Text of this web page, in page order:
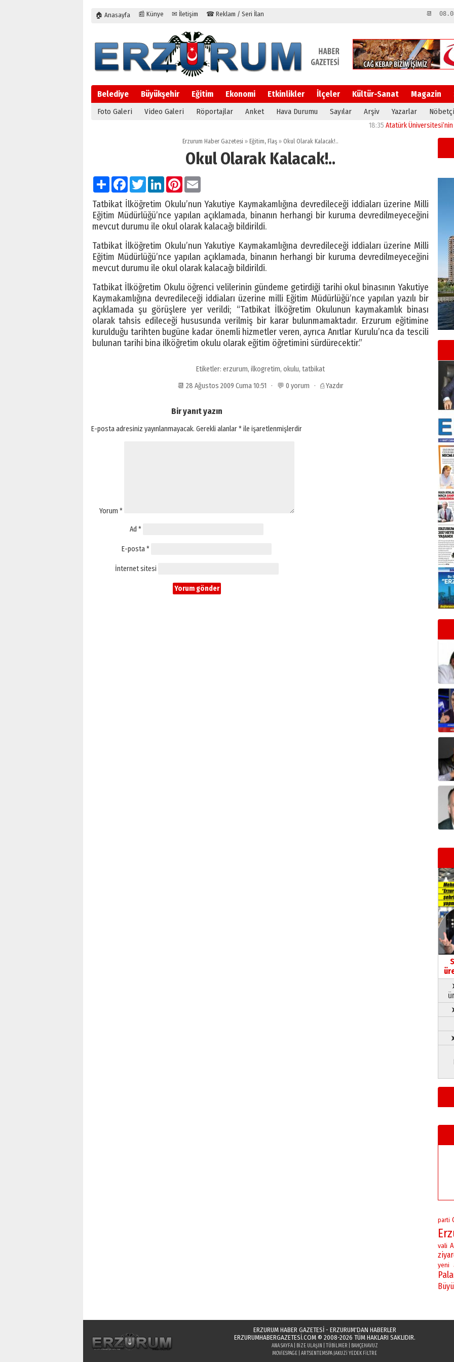
🏠 Anasayfa 📰 Künye ✉ İletişim ☎ Reklam / Seri İlan 📆
Belediye Büyükşehir Eğitim Ekonomi Etkinlikler İlçeler Kültür-Sanat Magazin
Foto Galeri Video Galeri Röportajlar Anket Hava Durumu Sayılar Arşiv Yazarlar
Atatürk Üniversitesi’nin
Erzurum Haber Gazetesi » Eğitim, Flaş » Okul Olarak Kalacak!..
Okul Olarak Kalacak!..
PaylaşFacebook
TwitterLinkedInPinterest
Tatbikat İlköğretim Okulu’nun Yakutiye Kaymakamlığına devredileceği iddiaları üzerine Milli
Eğitim Müdürlüğü’nce yapılan açıklamada, binanın herhangi bir kuruma devredilmeyeceğini
mevcut durumu ile okul olarak kalacağı bildirildi.
Tatbikat İlköğretim Okulu’nun Yakutiye Kaymakamlığına devredileceği iddiaları üzerine Milli
Eğitim Müdürlüğü’nce yapılan açıklamada, binanın herhangi bir kuruma devredilmeyeceğini
mevcut durumu ile okul olarak kalacağı bildirildi.
Tatbikat İlköğretim Okulu öğrenci velilerinin gündeme getirdiği tarihi okul binasının Yakutiye
Kaymakamlığına devredileceği iddiaları üzerine milli Eğitim Müdürlüğü’nce yapılan yazılı bir
açıklamada şu görüşlere yer verildi; “Tatbikat İlköğretim Okulunun kaymakamlık binası
olarak tahsis edileceği hususunda verilmiş bir karar bulunmamaktadır. Erzurum eğitimine
kurulduğu tarihten bugüne kadar önemli hizmetler veren, ayrıca Anıtlar Kurulu’nca da tescili
bulunan tarihi bina ilköğretim okulu olarak eğitim öğretimini sürdürecektir.”
Etiketler: erzurum, ilkogretim, okulu, tatbikat
📆 28 Ağustos 2009 Cuma 10:51 · 💬 0 yorum · ⎙ Yazdır
Bir yanıt yazın
E-posta adresiniz yayınlanmayacak. Gerekli alanlar*ile işaretlenmişlerdir
Yorum *
Ad *
E-posta*
İnternet sitesi
parti
vali
yeni
ERZURUM HABER GAZETESİ - ERZURUM'DAN HABERLER
ERZURUMHABERGAZETESI.COM© 2008-2026 TÜM HAKLARI SAKLIDIR.
ANA SAYFA| BIZE ULAŞIN TÜBILMER
BAHÇEHAVUZ
MOVIESPAGE ARTSENTEMSPA JAKUZI YEDEK FILTRE